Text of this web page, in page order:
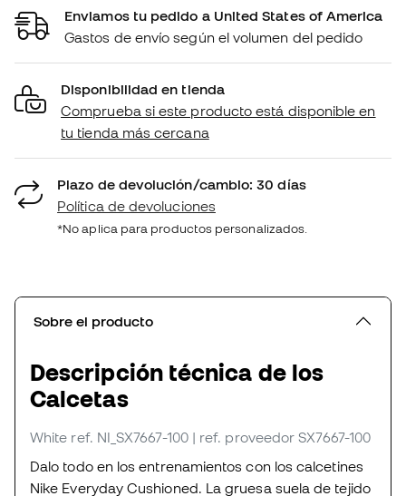
Enviamos tu pedido a United States of America
Gastos de envío según el volumen del pedido
Disponibilidad en tienda
Comprueba si este producto está disponible en
tu tienda más cercana
Plazo de devolución/cambio: 30 días
Política de devoluciones
*No aplica para productos personalizados.
Sobre el producto
Descripción técnica de los
Calcetas
White ref. NI_SX7667-100 | ref. proveedor SX7667-100
Dalo todo en los entrenamientos con los calcetines
Nike Everyday Cushioned. La gruesa suela de tejido